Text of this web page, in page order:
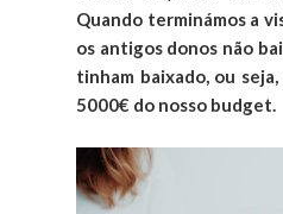
Quando terminámos a
os antigos donos não
tinham baixado, ou
5000€ do nosso budget.